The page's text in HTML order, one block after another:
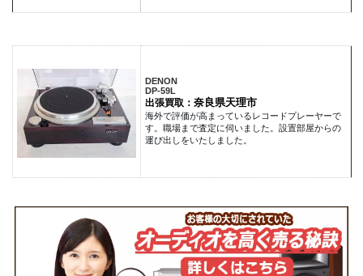
DENON
DP-59L
出張買取： 奈良県天理市
海外で評価が高まっているレコードプレーヤーで
す。職場まで査定に伺いました。設置部屋からの
運び出しをいたしました。